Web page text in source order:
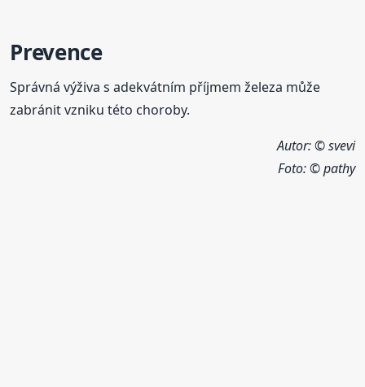
Prevence
Správná výživa s adekvátním příjmem železa může
zabránit vzniku této choroby.
Autor: © svevi
Foto:© pathy